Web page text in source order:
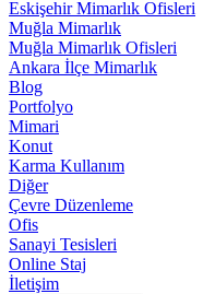
Eskişehir Mimarlık Ofisleri
Muğla Mimarlık
Muğla Mimarlık Ofisleri
Ankara İlçe Mimarlık
Blog
Portfolyo
Mimari
Konut
Karma Kullanım
Diğer
Çevre Düzenleme
Ofis
Sanayi Tesisleri
Online Staj
İletişim